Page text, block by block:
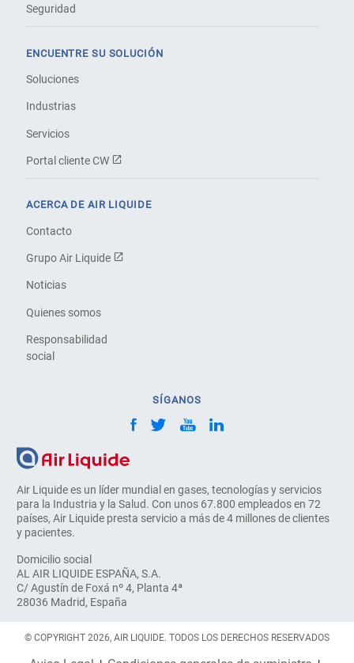
Air Liquide es un líder mundial en gases, tecnologías y servicios
para la Industria y la Salud. Con unos 67.800 empleados en 72
países, Air Liquide presta servicio a más de 4 millones de clientes
y pacientes.
Domicilio social
AL AIR LIQUIDE ESPAÑA, S.A.
C/ Agustín de Foxá nº 4, Planta 4ª
28036 Madrid, España
Seguridad
ENCUENTRE SU SOLUCIÓN
Soluciones
Industrias
Servicios
Portal cliente CW
ACERCA DE AIR LIQUIDE
Contacto
Grupo Air Liquide
Noticias
Quienes somos
Responsabilidad
social
SÍGANOS
© COPYRIGHT 2026, AIR LIQUIDE. TODOS LOS DERECHOS RESERVADOS